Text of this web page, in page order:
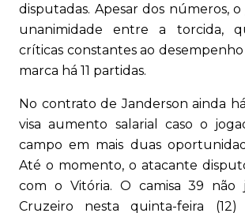
disputadas. Apesar dos números,
unanimidade entre a torcida,
críticas constantes ao
marca há 11 partidas.
No contrato de Janderson ainda
visa aumento salarial caso o
campo em mais duas
Até o momento, o atacante
com o Vitória. O camisa 39 não
Cruzeiro nesta quinta-feira